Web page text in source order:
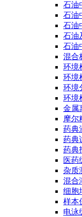
石油
石油
石油
石油
石油
混合
环境
环境
环境
环境
金属
摩尔
药典
药典
药典
医药
杂质
混合
细胞
样本
电泳